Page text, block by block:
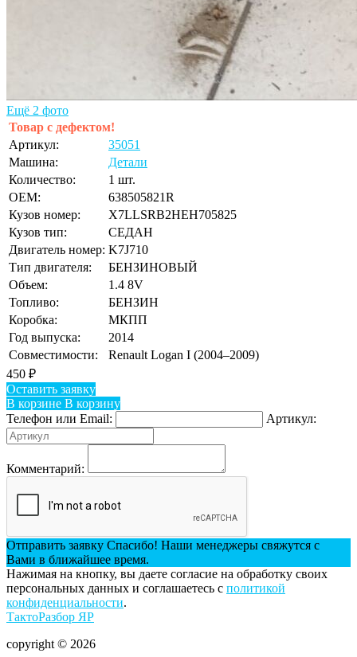
Ещё 2 фото
Товар с дефектом!
Артикул:
35051
Машина:
Детали
Количество:
1 шт.
OEM:
638505821R
Кузов номер:
X7LLSRB2HEH705825
Кузов тип:
СЕДАН
Двигатель номер: K7J710
Тип двигателя:
БЕНЗИНОВЫЙ
Объем:
1.4 8V
Топливо:
БЕНЗИН
Коробка:
МКПП
Год выпуска:
2014
Совместимости:
Renault Logan I (2004–2009)
450 ₽
Оставить заявку
В корзине В корзину
Телефон или Email:
Артикул:
Комментарий:
Отправить заявку Спасибо! Наши менеджеры свяжутся с
Вами в ближайшее время.
Нажимая на кнопку, вы даете согласие на обработку своих
персональных данных и соглашаетесь с политикой
конфиденциальности.
ТактоРазбор ЯР
copyright © 2026